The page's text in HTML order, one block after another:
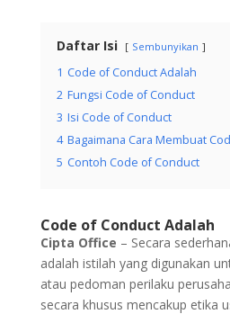
Daftar Isi Sembunyikan
1 Code of Conduct Adalah
2 Fungsi Code of Conduct
3 Isi Code of Conduct
4 Bagaimana Cara Membuat
5 Contoh Code of Conduct
Code of Conduct Adalah
Cipta Office – Secara
adalah istilah yang digunakan
atau pedoman perilaku
secara khusus mencakup etika